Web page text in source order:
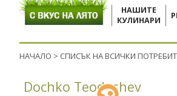
НАШИТЕ
КУЛИНАРИ
НАЧАЛО > СПИСЪК НА ВСИЧКИ
Dochko Teodoshev